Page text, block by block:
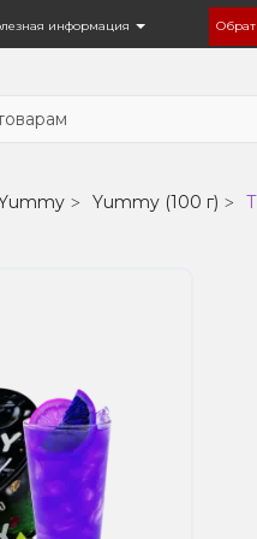
информация
Yummy (100 г)